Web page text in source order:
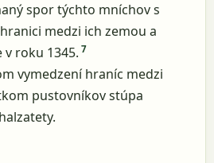
spor týchto mníchov s
medzi ich zemou a
v roku 1345. 7
vymedzení hraníc medzi
pustovníkov stúpa